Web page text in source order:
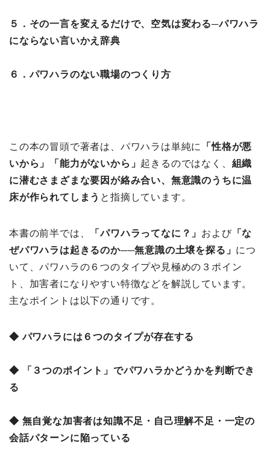
５．その一言を変えるだけで、空気は変わる─パワハラ
にならない言いかえ辞典
６．パワハラのない職場のつくり方
この本の冒頭で著者は、パワハラは単純に
「性格が悪
いから」「能力がないから」 起きるのではなく、 組織
に潜むさまざまな要因が絡み合い、無意識のうちに温
床が作られてしまう と指摘しています。
本書の前半では、 「パワハラってなに？」 および「な
ぜパワハラは起きるのか──無意識の土壌を探る」 につ
いて、パワハラの６つのタイプや見極めの３ポイン
ト、加害者になりやすい特徴などを解説しています。
主なポイントは以下の通りです。
◆ パワハラには６つのタイプが存在する
◆ 「３つのポイント」でパワハラかどうかを判断でき
る
◆ 無自覚な加害者は知識不足・自己理解不足・一定の
会話パターンに陥っている